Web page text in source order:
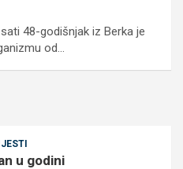
48-godišnjak iz Berka je
od…
u godini